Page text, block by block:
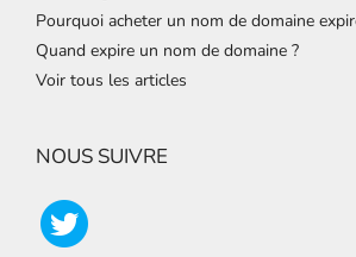
Pourquoi acheter un nom de domaine
Quand expire un nom de domaine ?
Voir tous les articles
NOUS SUIVRE